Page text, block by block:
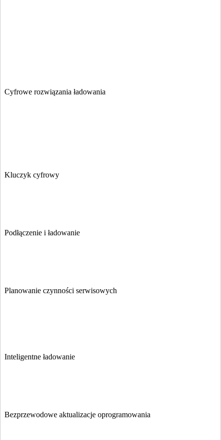
Cyfrowe rozwiązania ładowania
Kluczyk cyfrowy
Podłączenie i ładowanie
Planowanie czynności serwisowych
Inteligentne ładowanie
Bezprzewodowe aktualizacje oprogramowania